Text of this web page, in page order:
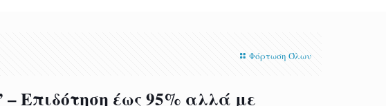
Φόρτωση Όλων
έως 95% αλλά με